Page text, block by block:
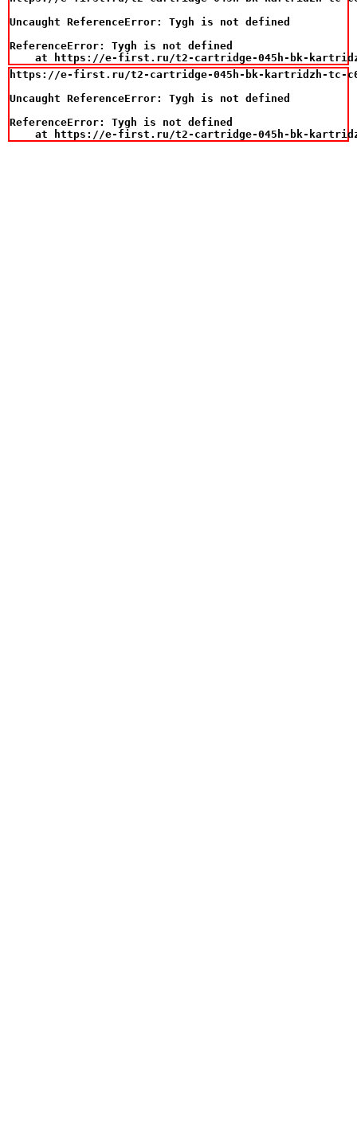
Uncaught ReferenceError: Tygh is not defined
ReferenceError: Tygh is not defined
at https://e-first.ru/t2-cartridge-045h-bk-
https://e-first.ru/t2-cartridge-045h-bk-kartridzh-tc-
Uncaught ReferenceError: Tygh is not defined
ReferenceError: Tygh is not defined
at https://e-first.ru/t2-cartridge-045h-bk-